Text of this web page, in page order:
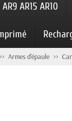
AR15 AR10
Armes d'épaule